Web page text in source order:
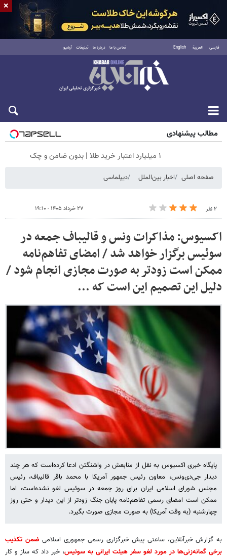
فارسی العربية English تماس با ما درباره ما تبلیغات آرشیو
جمعه ۱۶ مرداد ۱۴۰۵
مطالب پیشنهادی
۱ میلیارد اعتبار خرید طلا | بدون ضامن و چک
صفحه اصلی اخبار بین‌الملل دیپلماسی
۲ نفر ۲۷ خرداد ۱۴۰۵ - ۱۹:۱۰
اکسیوس: مذاکرات ونس و قالیباف جمعه در
سوئیس برگزار خواهد شد / امضای تفاهم‌نامه
ممکن است زودتر به صورت مجازی انجام شود /
دلیل این تصمیم این است که ...
پایگاه خبری اکسیوس به نقل از منابعش در واشنگتن ادعا کرده‌است که هر چند
دیدار جی‌دی‌ونس، معاون رئیس جمهور آمریکا با محمد باقر قالیباف، رئیس
مجلس شورای اسلامی ایران برای روز جمعه در سوئیس لغو نشده‌است، اما
ممکن است امضای رسمی تفاهم‌نامه پایان جنگ زودتر از این دیدار و حتی روز
چهارشنبه (به وقت آمریکا) به صورت مجازی صورت بگیرد.
به گزارش خبرآنلاین، ساعتی پیش خبرگزاری رسمی جمهوری اسلامی ضمن تکذیب
برخی گمانه‌زنی‌ها در مورد لغو سفر هیئت ایرانی به سوئیس، خبر داد که ساز و کار
×